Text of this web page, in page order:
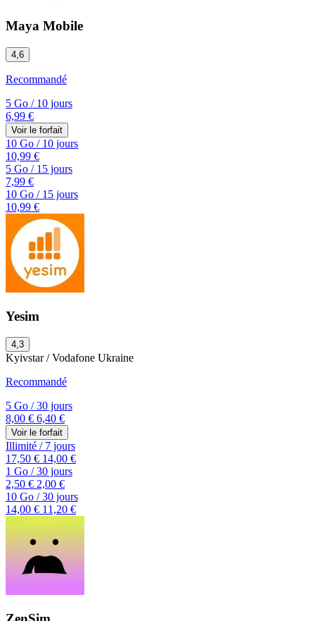
Maya Mobile
4,6
Recommandé
5 Go /10 jours
6,99 €
Voir le forfait
10 Go /10 jours
10,99 €
5 Go /15 jours
7,99 €
10 Go /15 jours
10,99 €
Yesim
4,3
Kyivstar / Vodafone Ukraine
Recommandé
5 Go /30 jours
8,00 € 6,40 €
Voir le forfait
Illimité /7 jours
17,50 € 14,00 €
1 Go /30 jours
2,50 € 2,00 €
10 Go /30 jours
14,00 € 11,20 €